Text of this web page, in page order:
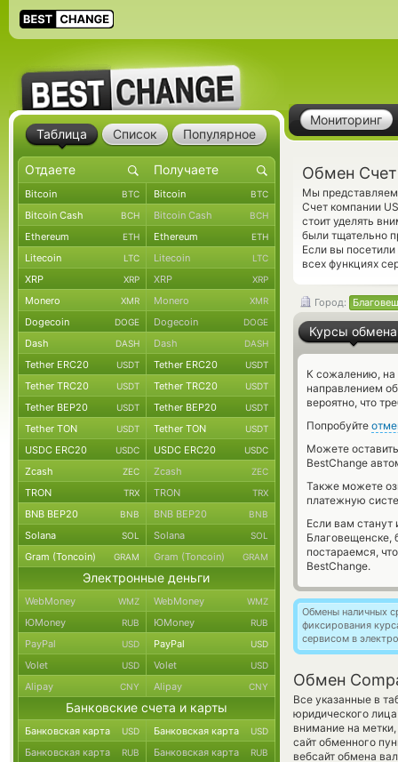
Мониторинг
Обмен Счет
Мы представляем
Счет компании
стоит уделять
были тщательно
Если вы
всех функциях
Город:
Курсы обмена
К сожалению, на
направлением
вероятно, что
Попробуйте
Можете
BestChange
Также можете
платежную
Если вам
Благовещенске,
постараемся,
BestChange.
Обмены наличных
фиксирования
сервисом в
Обмен
Все указанные в
юридического
внимание на
сайт обменного
вебсайт обмена
Таблица Список Популярное
Bitcoin BTC Bitcoin BTC
Bitcoin Cash BCH Bitcoin Cash BCH
Ethereum ETH Ethereum ETH
Litecoin LTC Litecoin LTC
XRP XRP XRP XRP
Monero XMR Monero XMR
Dogecoin DOGE Dogecoin DOGE
Dash DASH Dash DASH
Tether ERC20 USDT Tether ERC20 USDT
Tether TRC20 USDT Tether TRC20 USDT
Tether BEP20 USDT Tether BEP20 USDT
Tether TON USDT Tether TON USDT
USDC ERC20 USDC USDC ERC20 USDC
Zcash ZEC Zcash ZEC
TRON TRX TRON TRX
BNB BEP20 BNB BNB BEP20 BNB
Solana SOL Solana SOL
Gram (Toncoin) GRAM Gram (Toncoin) GRAM
Электронные деньги
WebMoney WMZ WebMoney WMZ
ЮMoney RUB ЮMoney RUB
PayPal USD PayPal USD
Volet USD Volet USD
Alipay CNY Alipay CNY
Банковские счета и карты
Банковская карта USD Банковская карта USD
Банковская карта RUB Банковская карта RUB